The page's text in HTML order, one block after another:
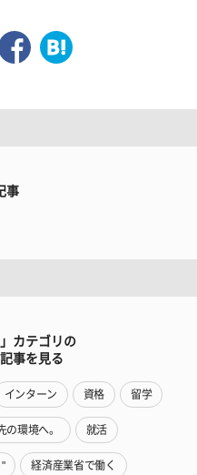
事
カテゴリの
事を見る
インターン 資格 留学
の環境へ。 就活
経済産業省で働く